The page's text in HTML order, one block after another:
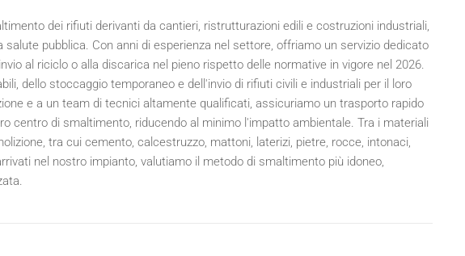
dei rifiuti derivanti da cantieri, ristrutturazioni edili e costruzioni industriali,
pubblica. Con anni di esperienza nel settore, offriamo un servizio dedicato
al riciclo o alla discarica nel pieno rispetto delle normative in vigore nel 2026.
dello stoccaggio temporaneo e dell'invio di rifiuti civili e industriali per il loro
e a un team di tecnici altamente qualificati, assicuriamo un trasporto rapido
centro di smaltimento, riducendo al minimo l'impatto ambientale. Tra i materiali
tra cui cemento, calcestruzzo, mattoni, laterizi, pietre, rocce, intonaci,
nel nostro impianto, valutiamo il metodo di smaltimento più idoneo,